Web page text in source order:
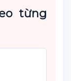
từng